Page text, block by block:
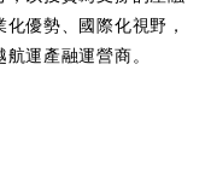
優勢、國際化視野，
運產融運營商。